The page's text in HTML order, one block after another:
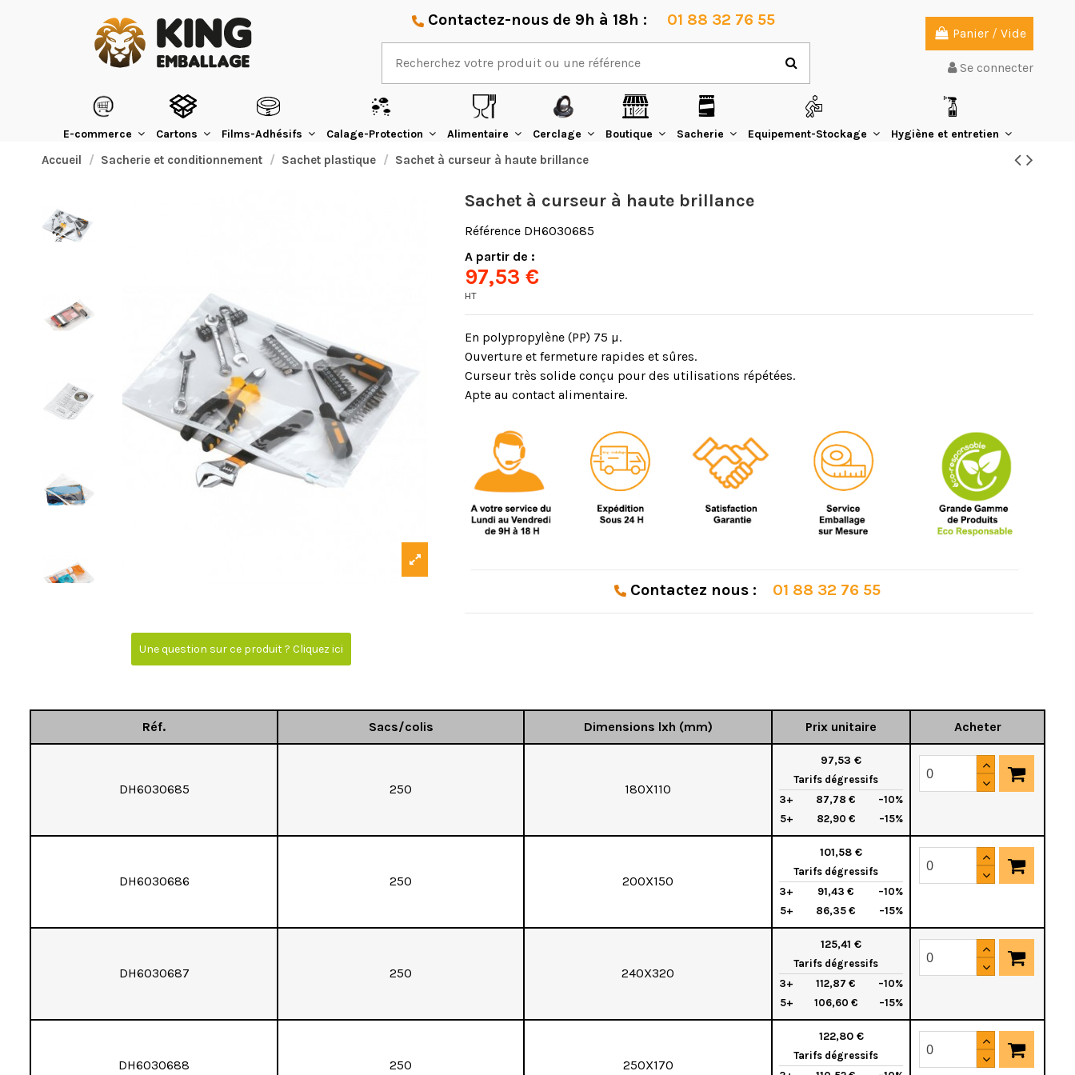
Contactez-nous de 9h à 18h : 01 88 32 76 55
Panier / Vide
Se connecter
E-commerce Cartons Films-Adhésifs Calage-Protection Alimentaire Cerclage Boutique Sacherie Equipement-Stockage Hygiène et entretien
Accueil Sacherie et conditionnement Sachet plastique Sachet à curseur à haute brillance
Une question sur ce produit ? Cliquez ici
Sachet à curseur à haute brillance
Référence DH603O685
A partir de :
97,53 €
HT
En polypropylène (PP) 75 µ.
Ouverture et fermeture rapides et sûres.
Curseur très solide conçu pour des utilisations répétées.
Apte au contact alimentaire.
Contactez nous : 01 88 32 76 55
Réf. Sacs/colis Dimensions lxh (mm) Prix unitaire Acheter
DH603O685 250 180X110
97,53 €
Tarifs dégressifs
3+
87,78 €
–10%
5+
82,90 € –15%
DH603O686 250 200X150
101,58 €
Tarifs dégressifs
3+
91,43 €
–10%
5+
86,35 € –15%
DH603O687 250 240X320
125,41 €
Tarifs dégressifs
3+
112,87 €
–10%
5+
106,60 € –15%
DH603O688 250 250X170
122,80 €
Tarifs dégressifs